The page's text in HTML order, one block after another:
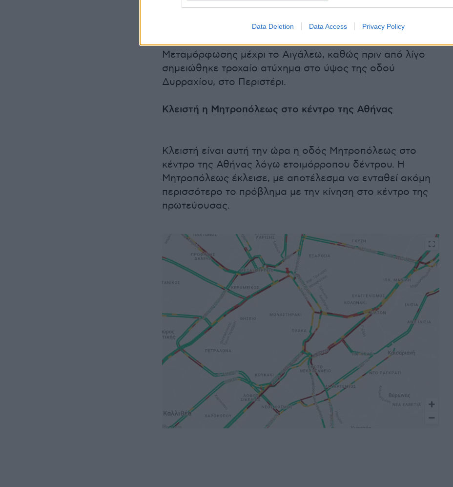
Data Deletion Data Access Privacy Policy
Μεταμόρφωσης μέχρι το Αιγάλεω, καθώς πριν από λίγο
σημειώθηκε τροχαίο ατύχημα στο ύψος της οδού
Δυρραχίου, στο Περιστέρι.
Κλειστή η Μητροπόλεως στο κέντρο της Αθήνας
Κλειστή είναι αυτή την ώρα η οδός Μητροπόλεως στο
κέντρο της Αθήνας λόγω ετοιμόρροπου δέντρου. Η
Μητροπόλεως έκλεισε, με αποτέλεσμα να ενταθεί ακόμη
περισσότερο το πρόβλημα με την κίνηση στο κέντρο της
πρωτεύουσας.